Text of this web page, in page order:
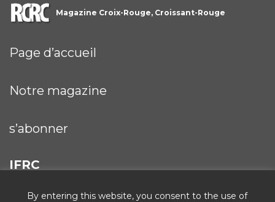
By entering this website, you consent to the use of
Magazine Croix-Rouge, Croissant-Rouge
Page d’accueil
Notre magazine
s’abonner
IFRC